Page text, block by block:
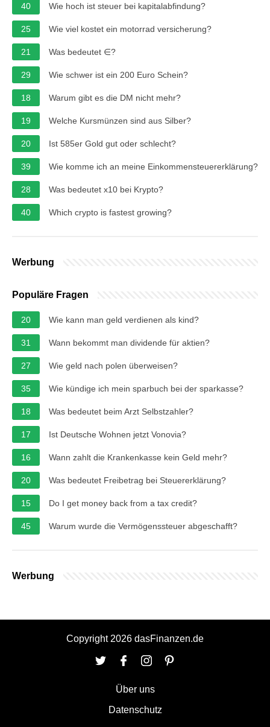
40 Wie hoch ist steuer bei kapitalabfindung?
25 Wie viel kostet ein motorrad versicherung?
21 Was bedeutet ∈?
29 Wie schwer ist ein 200 Euro Schein?
18 Warum gibt es die DM nicht mehr?
19 Welche Kursmünzen sind aus Silber?
20 Ist 585er Gold gut oder schlecht?
39 Wie komme ich an meine Einkommensteuererklärung?
28 Was bedeutet x10 bei Krypto?
40 Which crypto is fastest growing?
Werbung
Populäre Fragen
20 Wie kann man geld verdienen als kind?
31 Wann bekommt man dividende für aktien?
27 Wie geld nach polen überweisen?
35 Wie kündige ich mein sparbuch bei der sparkasse?
18 Was bedeutet beim Arzt Selbstzahler?
17 Ist Deutsche Wohnen jetzt Vonovia?
16 Wann zahlt die Krankenkasse kein Geld mehr?
20 Was bedeutet Freibetrag bei Steuererklärung?
15 Do I get money back from a tax credit?
45 Warum wurde die Vermögenssteuer abgeschafft?
Werbung
Copyright 2026 dasFinanzen.de
Über uns
Datenschutz